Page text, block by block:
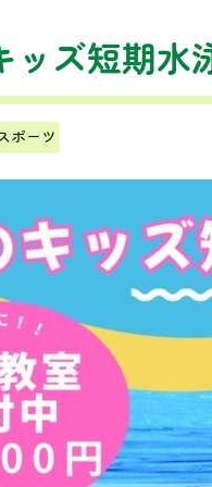
ッズ短期水
ポーツ